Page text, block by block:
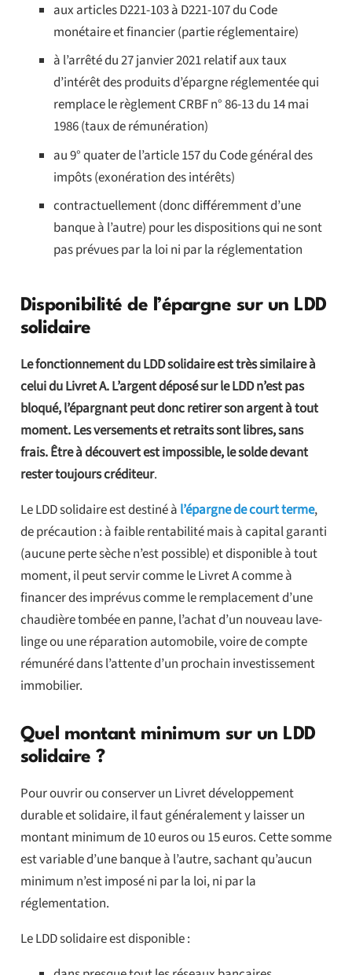
aux articles D221-103 à D221-107 du Code
monétaire et financier (partie réglementaire)
à l’arrêté du 27 janvier 2021 relatif aux taux
d’intérêt des produits d’épargne réglementée qui
remplace le règlement CRBF n° 86-13 du 14 mai
1986 (taux de rémunération)
au 9° quater de l’article 157 du Code général des
impôts (exonération des intérêts)
contractuellement (donc différemment d’une
banque à l’autre) pour les dispositions qui ne sont
pas prévues par la loi ni par la réglementation
Disponibilité de l’épargne sur un LDD
solidaire
Le fonctionnement du LDD solidaire est très similaire à
celui du Livret A. L’argent déposé sur le LDD n’est pas
bloqué, l’épargnant peut donc retirer son argent à tout
moment. Les versements et retraits sont libres, sans
frais. Être à découvert est impossible, le solde devant
rester toujours créditeur.
Le LDD solidaire est destiné à l’épargne de court terme,
de précaution : à faible rentabilité mais à capital garanti
(aucune perte sèche n’est possible) et disponible à tout
moment, il peut servir comme le Livret A comme à
financer des imprévus comme le remplacement d’une
chaudière tombée en panne, l’achat d’un nouveau lave-
linge ou une réparation automobile, voire de compte
rémunéré dans l’attente d’un prochain investissement
immobilier.
Quel montant minimum sur un LDD
solidaire ?
Pour ouvrir ou conserver un Livret développement
durable et solidaire, il faut généralement y laisser un
montant minimum de 10 euros ou 15 euros. Cette somme
est variable d’une banque à l’autre, sachant qu’aucun
minimum n’est imposé ni par la loi, ni par la
réglementation.
Le LDD solidaire est disponible :